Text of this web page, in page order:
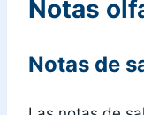
Notas
Notas de